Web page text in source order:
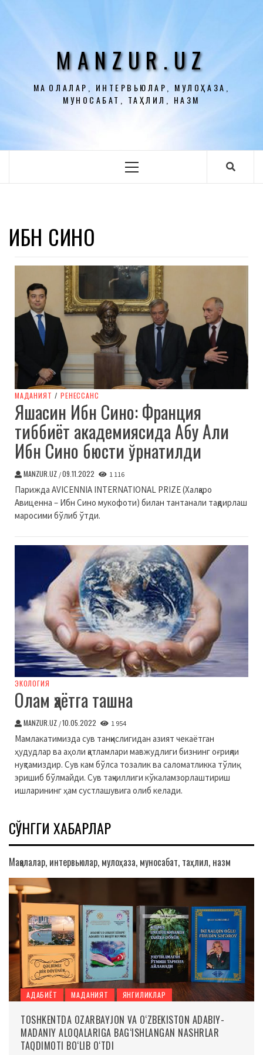
MANZUR.UZ
МАҚОЛАЛАР, ИНТЕРВЬЮЛАР, МУЛОҲАЗА,
МУНОСАБАТ, ТАҲЛИЛ, НАЗМ
меню
ИБН СИНО
МАДАНИЯТ / РЕНЕССАНС
Яшасин Ибн Сино: Франция
тиббиёт академиясида Абу Али
Ибн Сино бюсти ўрнатилди
MANZUR.UZ /09.11.2022 1 116
Парижда AVICENNIA INTERNATIONAL PRIZE (Халқаро
Авиценна – Ибн Сино мукофоти) билан тантанали тақдирлаш
маросими бўлиб ўтди.
ЭКОЛОГИЯ
Олам ҳаётга ташна
MANZUR.UZ /10.05.2022 1 954
Мамлакатимизда сув танқислигидан азият чекаётган
ҳудудлар ва аҳоли қатламлари мавжудлиги бизнинг оғриқли
нуқтамиздир. Сув кам бўлса тозалик ва саломатликка тўлиқ
эришиб бўлмайди. Сув тақчиллиги кўкаламзорлаштириш
ишларининг ҳам сустлашувига олиб келади.
СЎНГГИ ХАБАРЛАР
Мақолалар, интервьюлар, мулоҳаза, муносабат, таҳлил, назм
АДАБИЁТ МАДАНИЯТ ЯНГИЛИКЛАР
TOSHKENTDA OZARBAYJON VA O‘ZBEKISTON ADABIY-
MADANIY ALOQALARIGA BAG‘ISHLANGAN NASHRLAR
TAQDIMOTI BO‘LIB O‘TDI